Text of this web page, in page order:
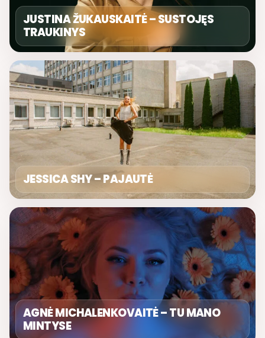
JUSTINA ŽUKAUSKAITĖ – SUSTOJĘS
TRAUKINYS
JESSICA SHY – PAJAUTĖ
AGNĖ MICHALENKOVAITĖ – TU MANO
MINTYSE